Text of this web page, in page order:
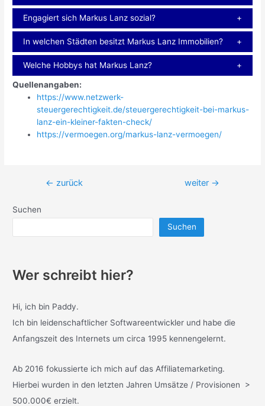
Engagiert sich Markus Lanz sozial?
In welchen Städten besitzt Markus Lanz Immobilien?
Welche Hobbys hat Markus Lanz?
Quellenangaben:
https://www.netzwerk-
steuergerechtigkeit.de/steuergerechtigkeit-bei-markus-
lanz-ein-kleiner-fakten-check/
https://vermoegen.org/markus-lanz-vermoegen/
Beitragsnavigation
← zurück weiter →
Suchen
Suchen
Wer schreibt hier?
Hi, ich bin Paddy.
Ich bin leidenschaftlicher Softwareentwickler und habe die
Anfangszeit des Internets um circa 1995 kennengelernt.
Ab 2016 fokussierte ich mich auf das Affiliatemarketing.
Hierbei wurden in den letzten Jahren Umsätze / Provisionen >
500.000€ erzielt.